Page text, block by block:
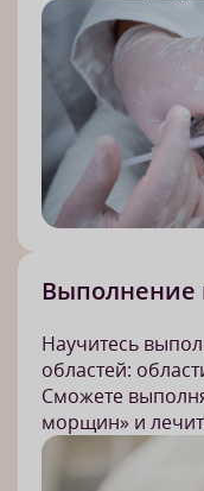
Выполнение
Научитесь
областей:
Сможете
морщин» и